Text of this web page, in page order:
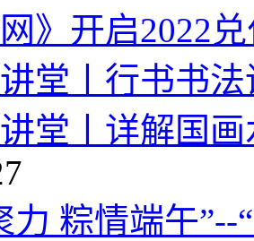
网》开启2022
讲堂丨行书书
讲堂丨详解国
力 粽情端午